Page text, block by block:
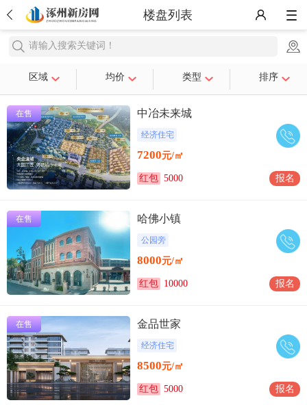
楼盘列表
请输入搜索关键词！
区域 均价 类型 排序
在售 中冶未来城
经济住宅
7200元/㎡
红包 5000 报名
在售 哈佛小镇
公园旁
8000元/㎡
红包 10000 报名
在售 金品世家
经济住宅
8500元/㎡
红包 5000 报名